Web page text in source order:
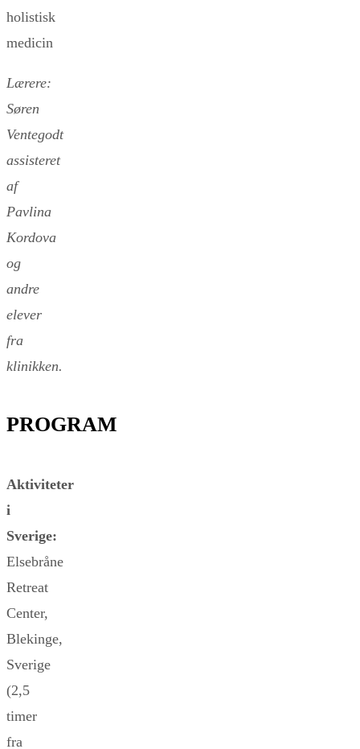
holistisk
medicin
Lærere:
Søren
Ventegodt
assisteret
af
Pavlina
Kordova
og
andre
elever
fra
klinikken.
PROGRAM
Aktiviteter
i
Sverige:
Elsebråne
Retreat
Center,
Blekinge,
Sverige
(2,5
timer
fra